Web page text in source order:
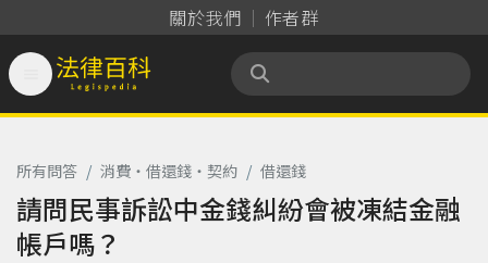
關於我們 作者群
法律百科 Legispedia
所有問答 / 消費‧借還錢‧契約 / 借還錢
請問民事訴訟中金錢糾紛會被凍結金融
帳戶嗎？